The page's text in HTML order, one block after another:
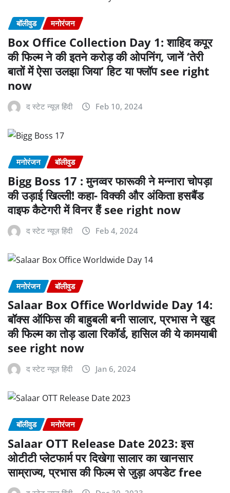
बॉलीवुड मनोरंजन
Box Office Collection Day 1: शाहिद कपूर
की फिल्म ने की इतने करोड़ की ओपनिंग, जानें ‘तेरी
बातों में ऐसा उलझा जिया’ हिट या फ्लॉप see right
now
द स्टेट न्यूज़ हिंदी Feb 10, 2024
मनोरंजन बॉलीवुड
Bigg Boss 17 : मुनव्वर फारूकी ने मन्नारा चोपड़ा
की उड़ाई खिल्ली! कहा- विक्की और अंकिता हसबैंड
वाइफ कैटेगरी में विनर हैं see right now
द स्टेट न्यूज़ हिंदी Feb 4, 2024
मनोरंजन बॉलीवुड
Salaar Box Office Worldwide Day 14:
बॉक्स ऑफिस की बाहुबली बनी सालार, प्रभास ने खुद
की फिल्म का तोड़ डाला रिकॉर्ड, हासिल की ये कामयाबी
see right now
द स्टेट न्यूज़ हिंदी Jan 6, 2024
बॉलीवुड मनोरंजन
Salaar OTT Release Date 2023: इस
ओटीटी प्लेटफार्म पर दिखेगा सालार का खानसार
साम्राज्य, प्रभास की फिल्म से जुड़ा अपडेट free